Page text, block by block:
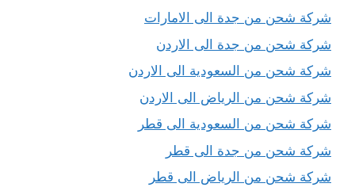
شركة شحن من جدة الى الامارات
شركة شحن من جدة الى الاردن
شركة شحن من السعودية الى الاردن
شركة شحن من الرياض الى الاردن
شركة شحن من السعودية الى قطر
شركة شحن من جدة الى قطر
شركة شحن من الرياض الى قطر